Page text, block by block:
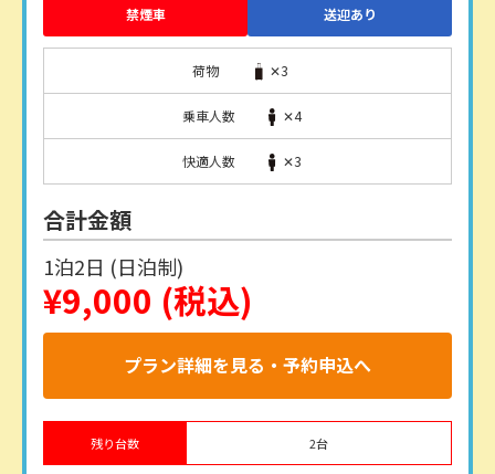
禁煙車 送迎あり
荷物 ✕3
乗車人数 ✕4
快適人数 ✕3
合計金額
1泊2日 (日泊制)
¥9,000 (税込)
プラン詳細を見る・予約申込へ
残り台数 2台